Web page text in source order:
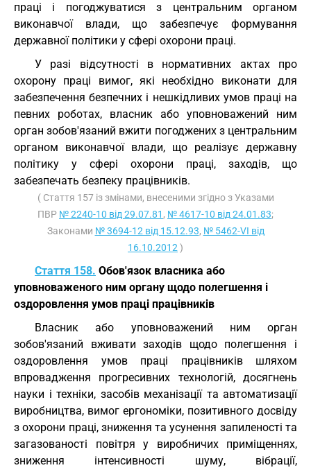
праці і погоджуватися з центральним органом
виконавчої влади, що забезпечує формування
державної політики у сфері охорони праці.
У разі відсутності в нормативних актах про
охорону праці вимог, які необхідно виконати для
забезпечення безпечних і нешкідливих умов праці на
певних роботах, власник або уповноважений ним
орган зобов'язаний вжити погоджених з центральним
органом виконавчої влади, що реалізує державну
політику у сфері охорони праці, заходів, що
забезпечать безпеку працівників.
( Стаття 157 із змінами, внесеними згідно з Указами
ПВР № 2240-10 від 29.07.81 , № 4617-10 від 24.01.83;
Законами № 3694-12 від 15.12.93, № 5462-VI від
16.10.2012 )
Стаття 158. Обов'язок власника або
уповноваженого ним органу щодо полегшення і
оздоровлення умов праці працівників
Власник або уповноважений ним орган
зобов'язаний вживати заходів щодо полегшення і
оздоровлення умов праці працівників шляхом
впровадження прогресивних технологій, досягнень
науки і техніки, засобів механізації та автоматизації
виробництва, вимог ергономіки, позитивного досвіду
з охорони праці, зниження та усунення запиленості та
загазованості повітря у виробничих приміщеннях,
зниження інтенсивності шуму, вібрації,